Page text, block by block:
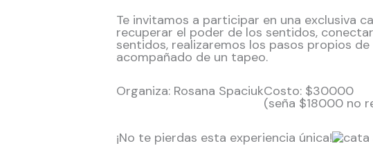
Te invitamos a participar en una exclusiva
recuperar el poder de los sentidos,
sentidos, realizaremos los pasos propios
acompañado de un tapeo.
Organiza: Rosana SpaciukCosto: $30000
(seña $18000 no
¡No te pierdas esta experiencia única!